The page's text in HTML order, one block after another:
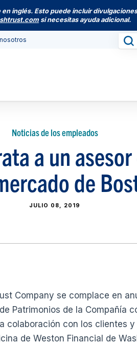
inglés. Esto puede incluir
si necesitas ayuda adicional.
Noticias de los empleados
a un
de
JULIO 08, 2019
Company se complace en
Patrimonios de la Compañía
colaboración con los clientes
de Weston Financial de